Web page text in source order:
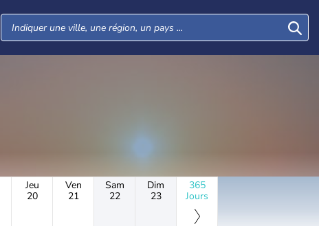
Jeu
20
Ven
21
Sam
22
Dim
23
365
Jours